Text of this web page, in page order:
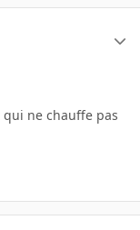
ne chauffe pas